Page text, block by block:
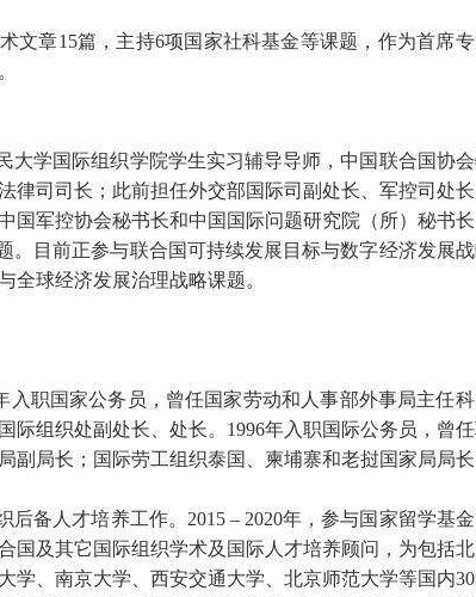
文章15篇，主持6项国家社科基金等课题，作为首席
学国际组织学院学生实习辅导导师，中国联合国协
律司司长；此前担任外交部国际司副处长、军控司处
军控协会秘书长和中国国际问题研究院（所）秘书长
目前正参与联合国可持续发展目标与数字经济发展
全球经济发展治理战略课题。
入职国家公务员，曾任国家劳动和人事部外事局主任科
际组织处副处长、处长。 1996年入职国际公务员，曾
副局长；国际劳工组织泰国、柬埔寨和老挝国家局局
后备人才培养工作。 2015 – 2020年，参与国家留学基
国及其它国际组织学术及国际人才培养顾问，为包括
学、南京大学、西安交通大学、北京师范大学等国内30